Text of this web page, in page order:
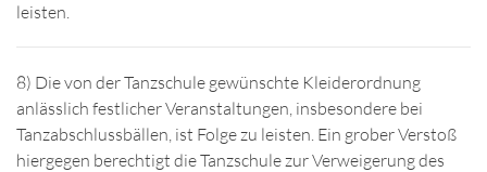
leisten.
8) Die von der Tanzschule gewünschte Kleiderordnung
anlässlich festlicher Veranstaltungen, insbesondere bei
Tanzabschlussbällen, ist Folge zu leisten. Ein grober Verstoß
hiergegen berechtigt die Tanzschule zur Verweigerung des